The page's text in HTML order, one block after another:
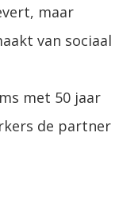
maar
van sociaal
met 50 jaar
de partner